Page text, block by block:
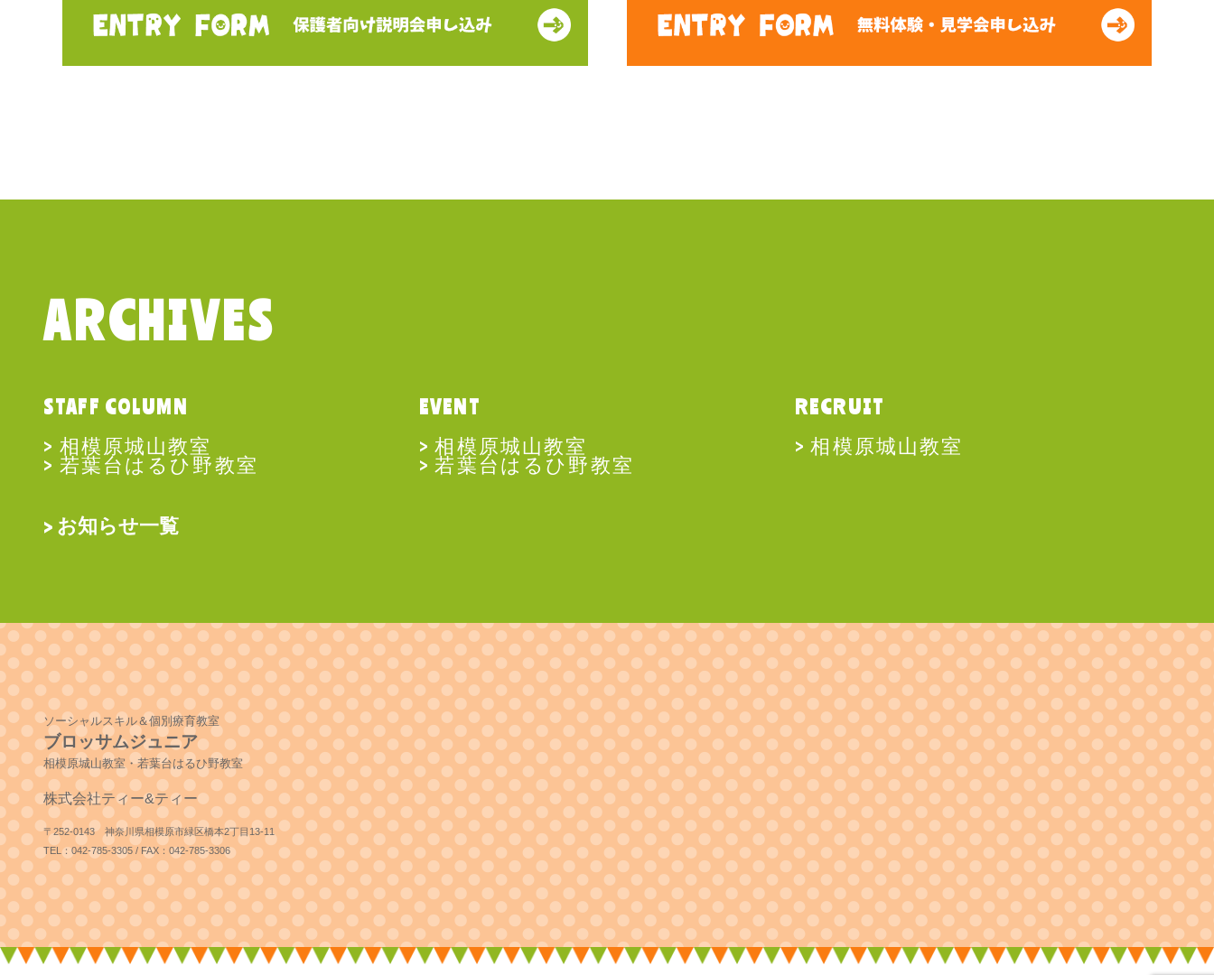
ARCHIVES
STAFF COLUMN
相模原城山教室
若葉台はるひ野教室
EVENT
相模原城山教室
若葉台はるひ野教室
RECRUIT
相模原城山教室
お知らせ一覧
ソーシャルスキル＆個別療育教室
ブロッサムジュニア
相模原城山教室・若葉台はるひ野教室
株式会社ティー&ティー
〒252-0143 神奈川県相模原市緑区橋本2丁目13-11
TEL：042-785-3305 / FAX：042-785-3306